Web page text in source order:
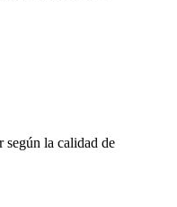
según la calidad de